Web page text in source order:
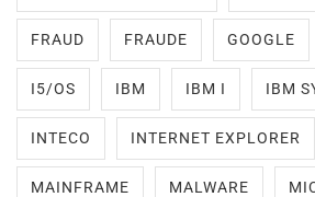
FRAUD FRAUDE GOOGLE
I5/OS IBM IBM I IBM
INTECO INTERNET EXPLORER
MAINFRAME MALWARE